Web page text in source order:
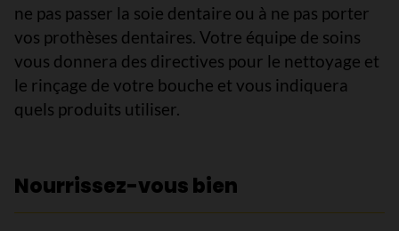
ne pas passer la soie dentaire ou à ne pas porter
vos prothèses dentaires. Votre équipe de soins
vous donnera des directives pour le nettoyage et
le rinçage de votre bouche et vous indiquera
quels produits utiliser.
Nourrissez-vous bien